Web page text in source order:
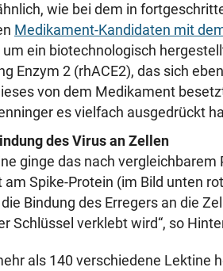
wie bei dem in
Medikament-Kandidaten mit
um ein biotechnologisch
Enzym 2 (rhACE2), das sich
von dem Medikament
es vielfach ausgedrückt
des Virus an Zellen
ginge das nach vergleichbarem
Spike-Protein (im Bild unten
Bindung des Erregers an die
Schlüssel verklebt wird“, so
als 140 verschiedene Lektine